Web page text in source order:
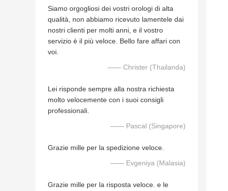
Siamo orgogliosi dei vostri orologi di alta
qualità, non abbiamo ricevuto lamentele dai
nostri clienti per molti anni, e il vostro
servizio è il più veloce. Bello fare affari con
voi.
—— Christer (Thailanda)
Lei risponde sempre alla nostra richiesta
molto velocemente con i suoi consigli
professionali.
—— Pascal (Singapore)
Grazie mille per la spedizione veloce.
—— Evgeniya (Malasia)
Grazie mille per la risposta veloce. e le